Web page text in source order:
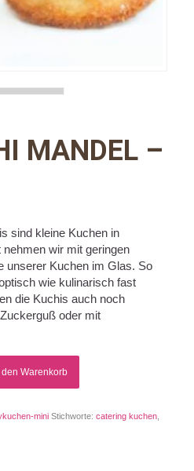
MANDEL –
sind kleine Kuchen in
wir mit geringen
unserer Kuchen im Glas. So
wie kulinarisch fast
die Kuchis auch noch
oder mit
den Warenkorb
mini Stichworte: catering kuchen,